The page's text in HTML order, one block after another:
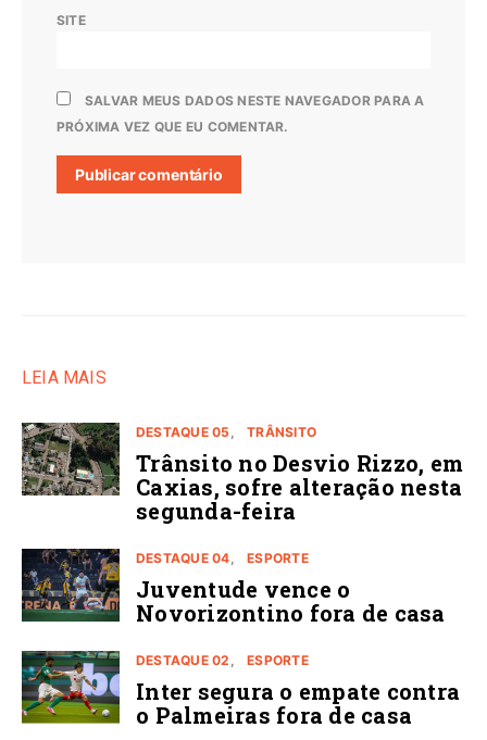
SITE
SALVAR MEUS DADOS NESTE NAVEGADOR PARA A
PRÓXIMA VEZ QUE EU COMENTAR.
LEIA MAIS
DESTAQUE 05 TRÂNSITO
Trânsito no Desvio Rizzo, em
Caxias, sofre alteração nesta
segunda-feira
DESTAQUE 04 ESPORTE
Juventude vence o
Novorizontino fora de casa
DESTAQUE 02 ESPORTE
Inter segura o empate contra
o Palmeiras fora de casa